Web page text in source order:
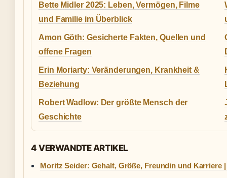
Bette Midler 2025: Leben, Vermögen, Filme
und Familie im Überblick
Amon Göth: Gesicherte Fakten, Quellen und
offene Fragen
Erin Moriarty: Veränderungen, Krankheit &
Beziehung
Robert Wadlow: Der größte Mensch der
Geschichte
4 VERWANDTE ARTIKEL
Moritz Seider: Gehalt, Größe, Freundin und Karriere